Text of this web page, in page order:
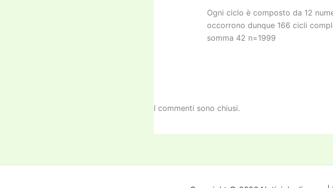
Ogni ciclo è composto da 12
occorrono dunque 166 cicli
somma 42 n=1999
I commenti sono chiusi.